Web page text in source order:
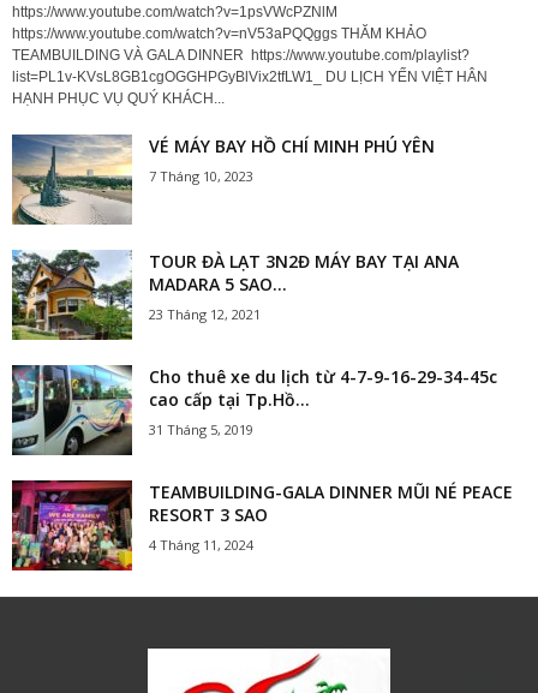
https://www.youtube.com/watch?v=1psVWcPZNlM
https://www.youtube.com/watch?v=nV53aPQQggs THĂM KHẢO
TEAMBUILDING VÀ GALA DINNER https://www.youtube.com/playlist?
list=PL1v-KVsL8GB1cgOGGHPGyBlVix2tfLW1_ DU LỊCH YẾN VIỆT HÂN
HẠNH PHỤC VỤ QUÝ KHÁCH...
VÉ MÁY BAY HỒ CHÍ MINH PHÚ YÊN
7 Tháng 10, 2023
TOUR ĐÀ LẠT 3N2Đ MÁY BAY TẠI ANA
MADARA 5 SAO...
23 Tháng 12, 2021
Cho thuê xe du lịch từ 4-7-9-16-29-34-45c
cao cấp tại Tp.Hồ...
31 Tháng 5, 2019
TEAMBUILDING-GALA DINNER MŨI NÉ PEACE
RESORT 3 SAO
4 Tháng 11, 2024